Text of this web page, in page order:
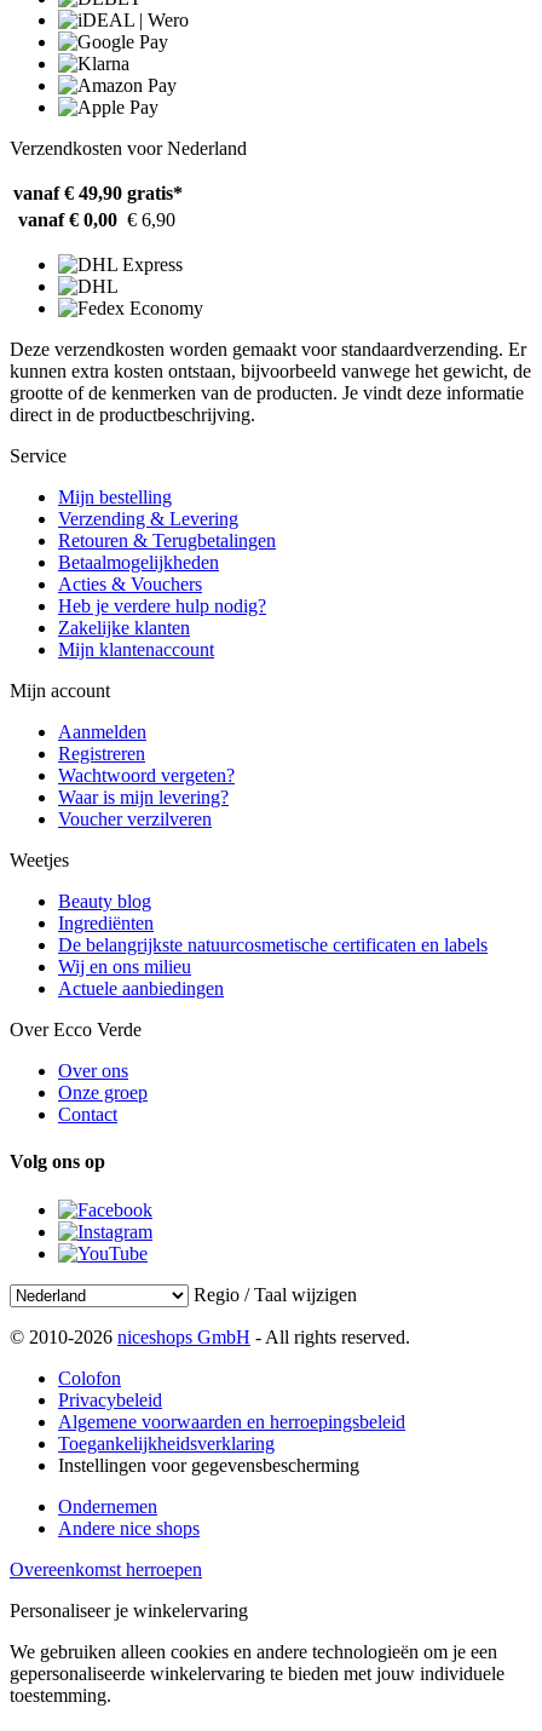
Verzendkosten voor Nederland
vanaf € 49,90 gratis*
vanaf € 0,00 € 6,90
Deze verzendkosten worden gemaakt voor standaardverzending. Er
kunnen extra kosten ontstaan, bijvoorbeeld vanwege het gewicht, de
grootte of de kenmerken van de producten. Je vindt deze informatie
direct in de productbeschrijving.
Service
Mijn bestelling
Verzending & Levering
Retouren & Terugbetalingen
Betaalmogelijkheden
Acties & Vouchers
Heb je verdere hulp nodig?
Zakelijke klanten
Mijn klantenaccount
Mijn account
Aanmelden
Registreren
Wachtwoord vergeten?
Waar is mijn levering?
Voucher verzilveren
Weetjes
Beauty blog
Ingrediënten
De belangrijkste natuurcosmetische certificaten en labels
Wij en ons milieu
Actuele aanbiedingen
Over Ecco Verde
Over ons
Onze groep
Contact
Volg ons op
Regio / Taal wijzigen
© 2010-2026 niceshops GmbH - All rights reserved.
Colofon
Privacybeleid
Algemene voorwaarden en herroepingsbeleid
Toegankelijkheidsverklaring
Instellingen voor gegevensbescherming
Ondernemen
Andere nice shops
Overeenkomst herroepen
Personaliseer je winkelervaring
We gebruiken alleen cookies en andere technologieën om je een
gepersonaliseerde winkelervaring te bieden met jouw individuele
toestemming.